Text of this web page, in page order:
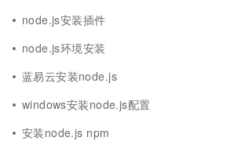
node.js安装插件
node.js环境安装
蓝易云安装node.js
windows安装node.js配置
安装node.js npm